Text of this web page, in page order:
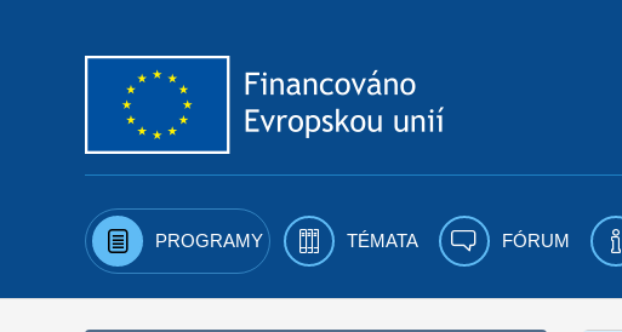
PROGRAMY TÉMATA FÓRUM